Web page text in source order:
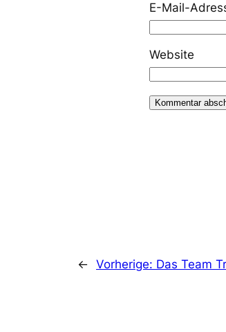
E-Mail-
Website
← Vorherige: Das Team